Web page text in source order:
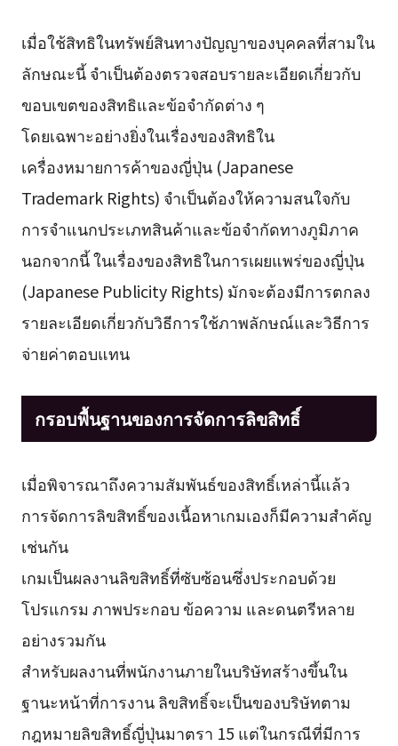
เมื่อใช้สิทธิในทรัพย์สินทางปัญญาของบุคคลที่สามใน
ลักษณะนี้ จำเป็นต้องตรวจสอบรายละเอียดเกี่ยวกับ
ขอบเขตของสิทธิและข้อจำกัดต่าง ๆ
โดยเฉพาะอย่างยิ่งในเรื่องของสิทธิใน
เครื่องหมายการค้าของญี่ปุ่น (Japanese
Trademark Rights) จำเป็นต้องให้ความสนใจกับ
การจำแนกประเภทสินค้าและข้อจำกัดทางภูมิภาค
นอกจากนี้ ในเรื่องของสิทธิในการเผยแพร่ของญี่ปุ่น
(Japanese Publicity Rights) มักจะต้องมีการตกลง
รายละเอียดเกี่ยวกับวิธีการใช้ภาพลักษณ์และวิธีการ
จ่ายค่าตอบแทน
กรอบพื้นฐานของการจัดการลิขสิทธิ์
เมื่อพิจารณาถึงความสัมพันธ์ของสิทธิ์เหล่านี้แล้ว
การจัดการลิขสิทธิ์ของเนื้อหาเกมเองก็มีความสำคัญ
เช่นกัน
เกมเป็นผลงานลิขสิทธิ์ที่ซับซ้อนซึ่งประกอบด้วย
โปรแกรม ภาพประกอบ ข้อความ และดนตรีหลาย
อย่างรวมกัน
สำหรับผลงานที่พนักงานภายในบริษัทสร้างขึ้นใน
ฐานะหน้าที่การงาน ลิขสิทธิ์จะเป็นของบริษัทตาม
กฎหมายลิขสิทธิ์ญี่ปุ่นมาตรา 15 แต่ในกรณีที่มีการ